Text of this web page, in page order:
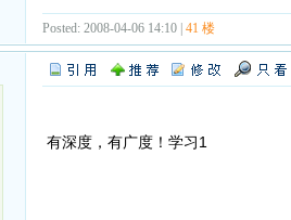
Posted: 2008-04-06 14:10 | 41 楼
有深度，有广度！学习1